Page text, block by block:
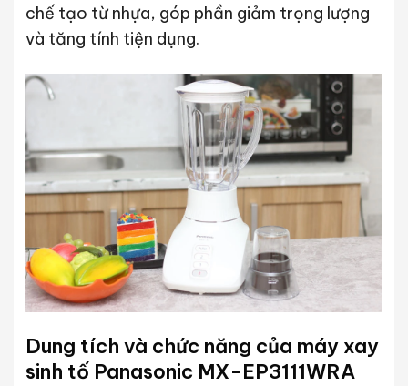
chế tạo từ nhựa, góp phần giảm trọng lượng
và tăng tính tiện dụng.
Dung tích và chức năng của máy xay
sinh tố Panasonic MX-EP3111WRA